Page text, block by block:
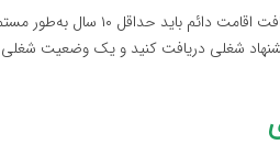
اگر شما قصد دارید در موناکو کار
شغلی دریافت کنید و یک وضعیت شغلی